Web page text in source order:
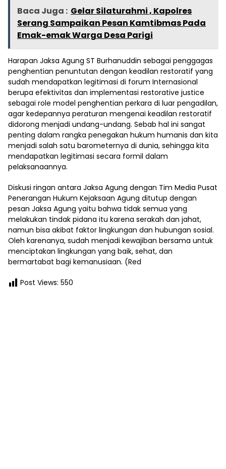
Baca Juga : Gelar Silaturahmi , Kapolres
Serang Sampaikan Pesan Kamtibmas Pada
Emak-emak Warga Desa Parigi
Harapan Jaksa Agung ST Burhanuddin sebagai penggagas
penghentian penuntutan dengan keadilan restoratif yang
sudah mendapatkan legitimasi di forum Internasional
berupa efektivitas dan implementasi restorative justice
sebagai role model penghentian perkara di luar pengadilan,
agar kedepannya peraturan mengenai keadilan restoratif
didorong menjadi undang-undang. Sebab hal ini sangat
penting dalam rangka penegakan hukum humanis dan kita
menjadi salah satu barometernya di dunia, sehingga kita
mendapatkan legitimasi secara formil dalam
pelaksanaannya.
Diskusi ringan antara Jaksa Agung dengan Tim Media Pusat
Penerangan Hukum Kejaksaan Agung ditutup dengan
pesan Jaksa Agung yaitu bahwa tidak semua yang
melakukan tindak pidana itu karena serakah dan jahat,
namun bisa akibat faktor lingkungan dan hubungan sosial.
Oleh karenanya, sudah menjadi kewajiban bersama untuk
menciptakan lingkungan yang baik, sehat, dan
bermartabat bagi kemanusiaan. (Red
Post Views: 550